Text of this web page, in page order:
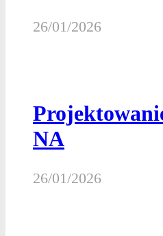
26/01/2026
NA
26/01/2026